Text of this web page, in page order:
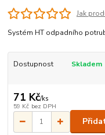
Jak
Systém HT odpadního
Dostupnost Skladem
71 Kč/ks
59 Kč bez DPH